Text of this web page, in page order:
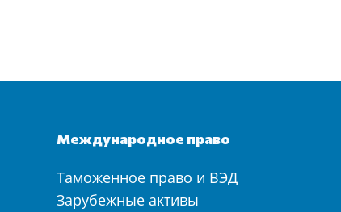
Международное право
Таможенное право и ВЭД
Зарубежные активы